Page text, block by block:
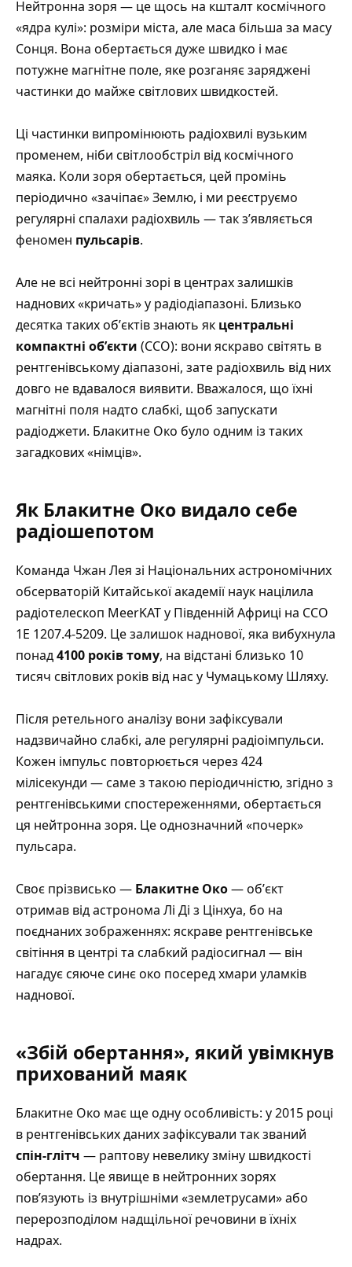
Нейтронна зоря — це щось на кшталт космічного
«ядра кулі»: розміри міста, але маса більша за масу
Сонця. Вона обертається дуже швидко і має
потужне магнітне поле, яке розганяє заряджені
частинки до майже світлових швидкостей.
Ці частинки випромінюють радіохвилі вузьким
променем, ніби світлообстріл від космічного
маяка. Коли зоря обертається, цей промінь
періодично «зачіпає» Землю, і ми реєструємо
регулярні спалахи радіохвиль — так зʼявляється
феномен пульсарів.
Але не всі нейтронні зорі в центрах залишків
наднових «кричать» у радіодіапазоні. Близько
десятка таких обʼєктів знають як центральні
компактні обʼєкти (CCO): вони яскраво світять в
рентгенівському діапазоні, зате радіохвиль від них
довго не вдавалося виявити. Вважалося, що їхні
магнітні поля надто слабкі, щоб запускати
радіоджети. Блакитне Око було одним із таких
загадкових «німців».
Як Блакитне Око видало себе
радіошепотом
Команда Чжан Лея зі Національних астрономічних
обсерваторій Китайської академії наук націлила
радіотелескоп MeerKAT у Південній Африці на CCO
1E 1207.4-5209. Це залишок наднової, яка вибухнула
понад4100 років тому, на відстані близько 10
тисяч світлових років від нас у Чумацькому Шляху.
Після ретельного аналізу вони зафіксували
надзвичайно слабкі, але регулярні радіоімпульси.
Кожен імпульс повторюється через 424
мілісекунди — саме з такою періодичністю, згідно з
рентгенівськими спостереженнями, обертається
ця нейтронна зоря. Це однозначний «почерк»
пульсара.
Своє прізвисько — Блакитне Око— обʼєкт
отримав від астронома Лі Ді з Цінхуа, бо на
поєднаних зображеннях: яскраве рентгенівське
світіння в центрі та слабкий радіосигнал — він
нагадує сяюче синє око посеред хмари уламків
наднової.
«Збій обертання», який увімкнув
прихований маяк
Блакитне Око має ще одну особливість: у 2015 році
в рентгенівських даних зафіксували так званий
спін-глітч — раптову невелику зміну швидкості
обертання. Це явище в нейтронних зорях
повʼязують із внутрішніми «землетрусами» або
перерозподілом надщільної речовини в їхніх
надрах.